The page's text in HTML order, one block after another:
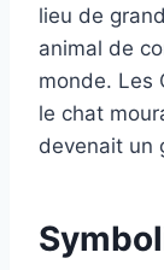
lieu de
animal de
monde. Les
le chat
devenait un